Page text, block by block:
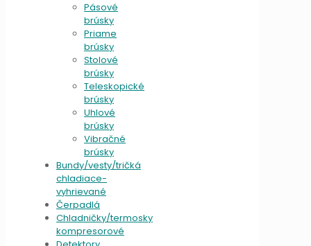
Pásové
brúsky
Priame
brúsky
Stolové
brúsky
Teleskopické
brúsky
Uhlové
brúsky
Vibračné
brúsky
Bundy/vesty/tričká
chladiace-
vyhrievané
Čerpadlá
Chladničky/termosky
kompresorové